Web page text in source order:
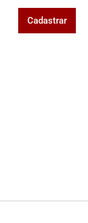
Cadastrar